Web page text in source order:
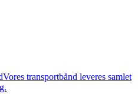
Vores transportbånd leveres samlet